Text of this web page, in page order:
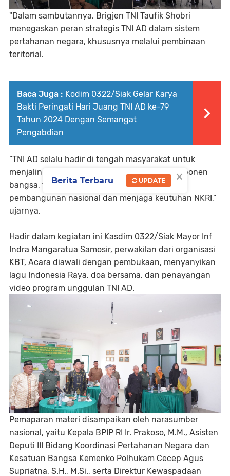
"Dalam sambutannya, Brigjen TNI Taufik Shobri
menegaskan peran strategis TNI AD dalam sistem
pertahanan negara, khususnya melalui pembinaan
teritorial.
Baca Juga : Kodim 0322/Siak Gelar Karya
Bakti Peringati Hari Juang TNI AD ke-79
Tahun 2024 Dengan Semangat
Pengabdian
“TNI AD selalu hadir di tengah masyarakat untuk
menjalin hubungan erat dengan seluruh komponen
bangsa, termasuk KBT, guna mendukung
pembangunan nasional dan menjaga keutuhan NKRI,”
ujarnya.
Hadir dalam kegiatan ini Kasdim 0322/Siak Mayor Inf
Indra Mangaratua Samosir, perwakilan dari organisasi
KBT, Acara diawali dengan pembukaan, menyanyikan
lagu Indonesia Raya, doa bersama, dan penayangan
video program unggulan TNI AD.
Pemaparan materi disampaikan oleh narasumber
nasional, yaitu Kepala BPIP RI Ir. Prakoso, M.M., Asisten
Deputi III Bidang Koordinasi Pertahanan Negara dan
Kesatuan Bangsa Kemenko Polhukam Cecep Agus
Supriatna, S.H., M.Si., serta Direktur Kewaspadaan
×
Berita Terbaru UPDATE